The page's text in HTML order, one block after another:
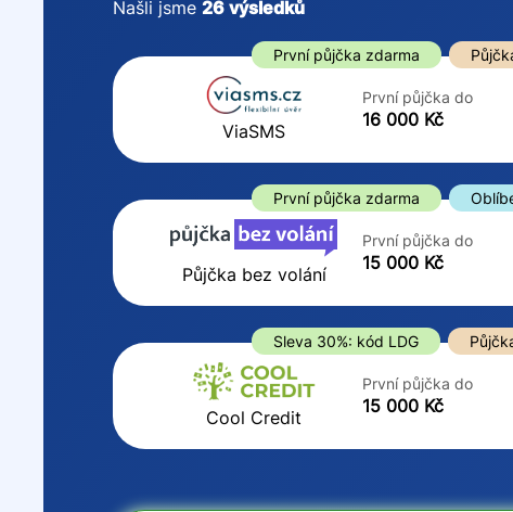
Od
Do
První půjčka
ano
Našli jsme 26 výsledků
První půjčka zdarma
ViaSMS
První půjčka do
16 000 Kč
První půjčka zdarma
Půjčka bez volání
První půjčka do
15 000 Kč
Sleva 30%: kód LDG
Cool Credit
První půjčka do
15 000 Kč